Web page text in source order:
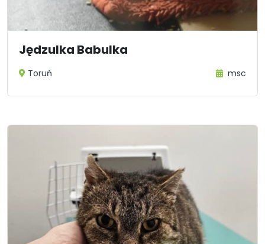
Jędzulka Babulka
Toruń msc